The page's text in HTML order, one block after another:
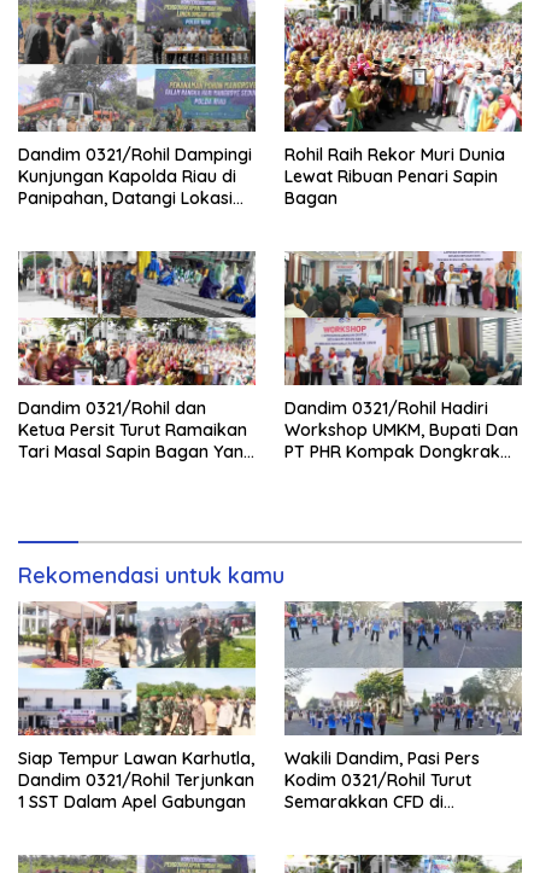
Dandim 0321/Rohil Dampingi
Kunjungan Kapolda Riau di
Panipahan, Datangi Lokasi
Rohil Raih Rekor Muri Dunia
Lewat Ribuan Penari Sapin
Bagan
Dandim 0321/Rohil dan
Ketua Persit Turut Ramaikan
Tari Masal Sapin Bagan Yang
Dandim 0321/Rohil Hadiri
Workshop UMKM, Bupati Dan
PT PHR Kompak Dongkrak
Rekomendasi untuk kamu
Siap Tempur Lawan Karhutla,
Dandim 0321/Rohil Terjunkan
1 SST Dalam Apel Gabungan
Wakili Dandim, Pasi Pers
Kodim 0321/Rohil Turut
Semarakkan CFD di